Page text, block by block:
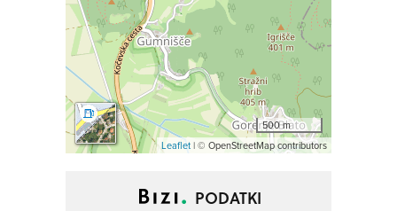
500 m
Leaflet| © OpenStreetMap contributors
PODATKI